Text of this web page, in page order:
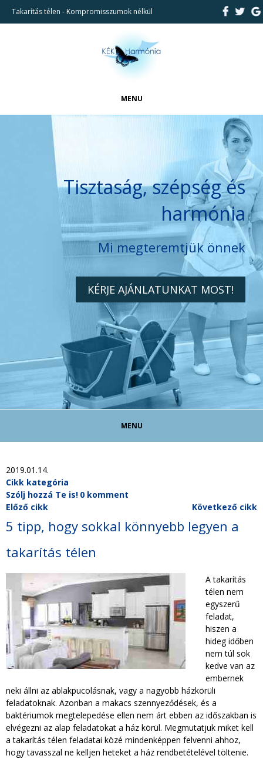
Takarítás télen - Kompromisszumok nélkül
MENU
REFERENCIÁK
TAKARÍTÁSI SZOLGÁLTATÁSAINK
KAPCSOLAT
KERESÉS
Tisztaság, szépség és
harmónia
Mi megteremtjük önnek
KÉRJE AJÁNLATUNKAT MOST!
MENU
TAKARÍTÁS MAGÁNSZEMÉLYEKNEK
TAKARÍTÁS CÉGEKNEK
2019.01.14.
Cikk kategória
Szólj hozzá Te is! 0 komment
Előző cikk
Következő cikk
5 tipp, hogy sokkal könnyebb legyen a
takarítás télen
A takarítás
télen nem
egyszerű
feladat,
hiszen a
hideg időben
nem túl sok
kedve van az
embernek
neki állni az ablakpucolásnak, vagy a nagyobb házkörüli
feladatoknak. Azonban a makacs szennyeződések, és a
baktériumok megtelepedése ellen nem árt ebben az időszakban is
elvégezni az alap feladatokat a ház körül. Megmutatjuk miket kell
a takarítás télen feladatai közé mindenképpen felvenni ahhoz,
hogy tavasszal ne kelljen heteket a ház rendbetételével töltenie.